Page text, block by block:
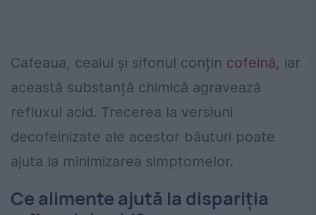
Cafeaua, ceaiul și sifonul conțin cofeină, iar
această substanță chimică agravează
refluxul acid. Trecerea la versiuni
decofeinizate ale acestor băuturi poate
ajuta la minimizarea simptomelor.
Ce alimente ajută la dispariția